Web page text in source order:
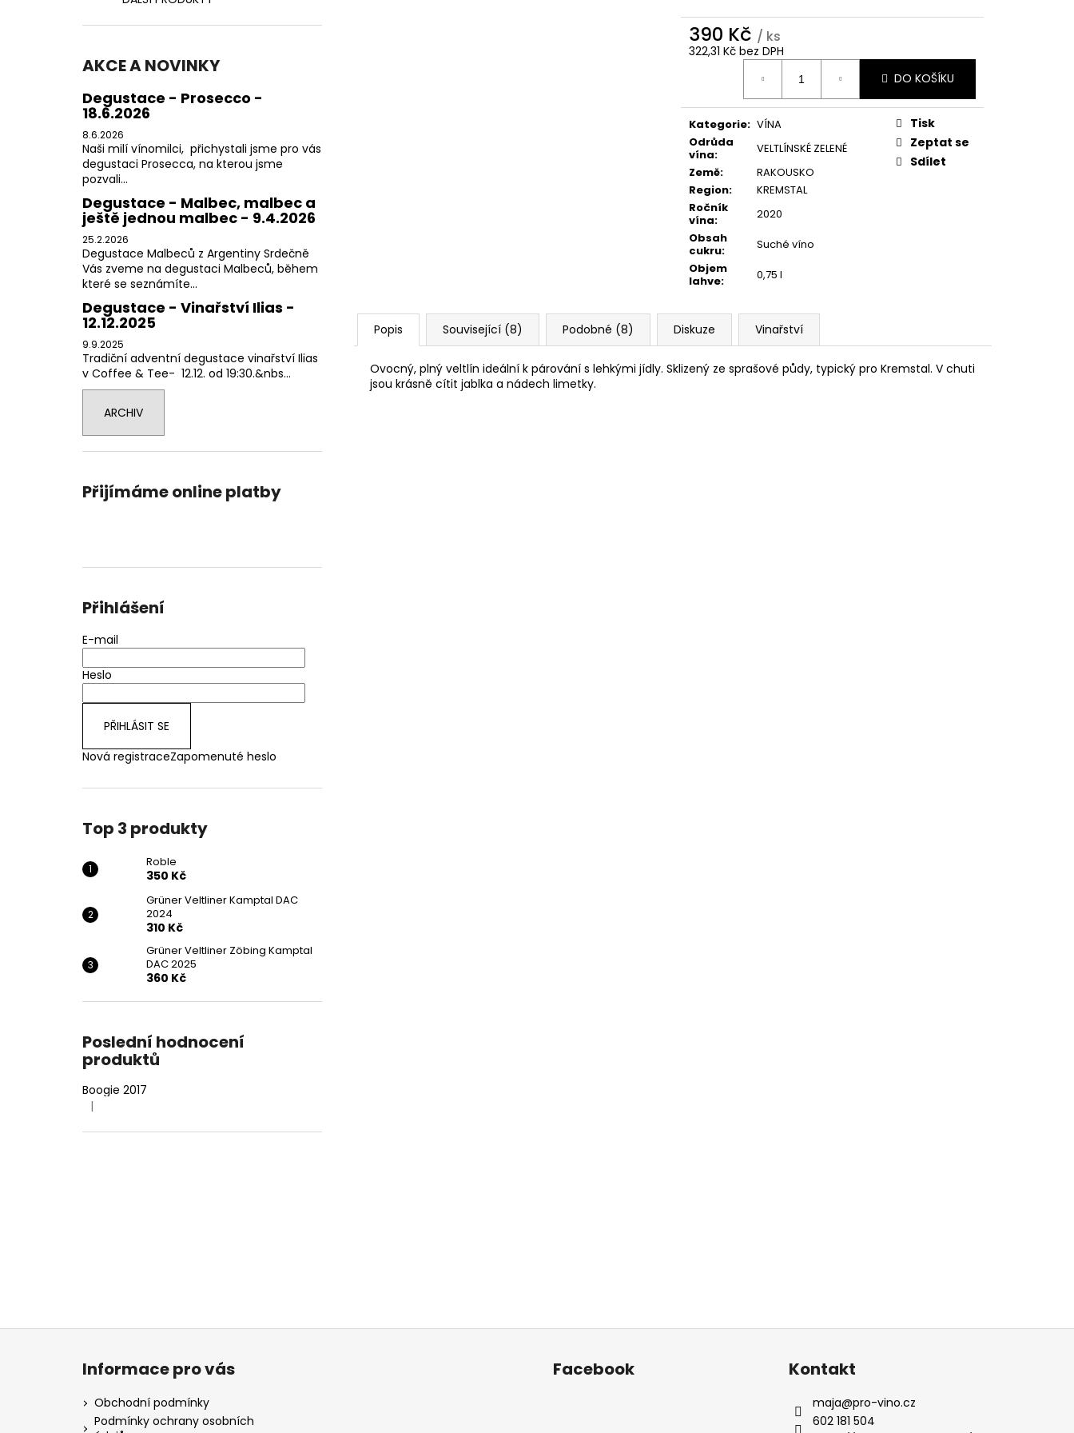
AKCE A NOVINKY
Degustace - Prosecco -
18.6.2026
8.6.2026
Naši milí vínomilci, přichystali jsme pro vás
degustaci Prosecca, na kterou jsme
pozvali...
Degustace - Malbec, malbec a
ještě jednou malbec - 9.4.2026
25.2.2026
Degustace Malbeců z Argentiny Srdečně
Vás zveme na degustaci Malbeců, během
které se seznámíte...
Degustace - Vinařství Ilias -
12.12.2025
9.9.2025
Tradiční adventní degustace vinařství Ilias
v Coffee & Tee- 12.12. od 19:30.&nbs...
ARCHIV
Přijímáme online platby
Přihlášení
E-mail
Heslo
PŘIHLÁSIT SE
Nová registraceZapomenuté heslo
Top 3 produkty
Roble
350 Kč
Grüner Veltliner Kamptal DAC
2024
310 Kč
Grüner Veltliner Zöbing Kamptal
DAC 2025
360 Kč
Poslední hodnocení
produktů
Boogie 2017
Hodnocení produktu je 4 z 5 hvězdiček.
|
390 Kč / ks
322,31 Kč bez DPH
DO KOŠÍKU
Kategorie: VÍNA
Odrůda
vína:
VELTLÍNSKÉ ZELENÉ
Země:
RAKOUSKO
Region:
KREMSTAL
Ročník
vína:
2020
Obsah
cukru:
Suché víno
Objem
lahve: 0,75 l
Tisk
Zeptat se
Sdílet
Popis Související (8) Podobné (8) Diskuze Vinařství
Ovocný, plný veltlín ideální k párování s lehkými jídly. Sklizený ze sprašové půdy, typický pro Kremstal. V chuti
jsou krásně cítit jablka a nádech limetky.
350 Kč
Z
Informace pro vás
Obchodní podmínky
Podmínky ochrany osobních
Facebook Kontakt
maja@pro-vino.cz
602 181 504